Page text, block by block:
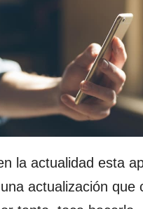
la actualidad esta
actualización que